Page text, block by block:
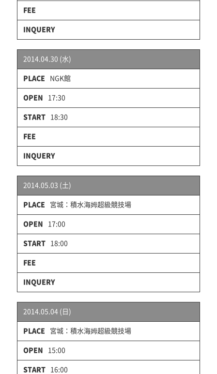
2014.04.30 (水)
NGK館
17:30
18:30
2014.05.03 (土)
宮城：積水海姆超級競技場
17:00
18:00
2014.05.04 (日)
宮城：積水海姆超級競技場
15:00
16:00